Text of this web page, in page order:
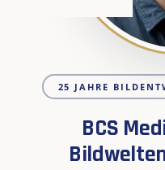
25 JAHRE
BCS